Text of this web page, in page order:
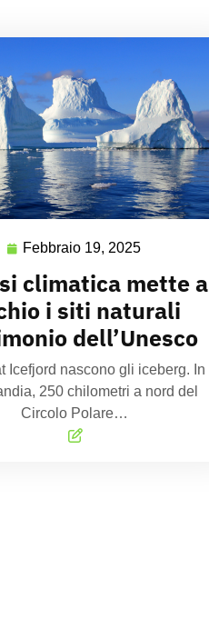
Febbraio 19, 2025
climatica mette a
i siti naturali
dell’Unesco
Icefjord nascono gli iceberg. In
250 chilometri a nord del
Circolo Polare…